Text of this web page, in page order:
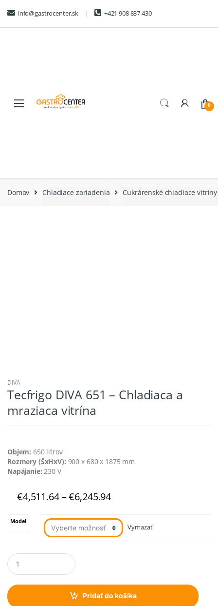
navigation
content
info@gastrocenter.sk +421 908 837 430
0
Domov Chladiace zariadenia Cukrárenské chladiace
DIVA
Tecfrigo DIVA 651 – Chladiaca a
mraziaca vitrína
Objem: 650 litrov
Rozmery (ŠxHxV): 900 x 680 x 1875 mm
Napájanie: 230 V
€4,511.64–€6,245.94Price
€4,511.64
through
€6,245.94
Model
Vymazať
Q
u
a
t
i
Pridať do košíka